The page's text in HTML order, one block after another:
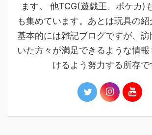
ます。 他TCG(遊戯王、ポケカ)
も集めています。あとは玩具の紹
基本的には雑記ブログですが、
いた方々が満足できるような情
けるよう努力する所存で